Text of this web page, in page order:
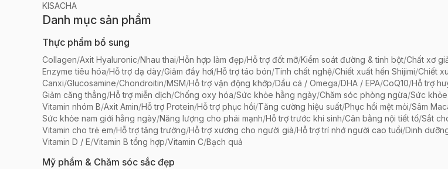
KISACHA
Danh mục sản phẩm
Thực phẩm bổ sung
Collagen/Axit Hyaluronic/Nhau thai/Hỗn hợp làm đẹp/Hỗ trợ đốt mỡ/Kiểm soát đường & tinh bột/Chất xơ
Enzyme tiêu hóa/Hỗ trợ dạ dày/Giảm đầy hơi/Hỗ trợ táo bón/Tinh chất nghệ/Chiết xuất hến Shijimi/Chiết
Canxi/Glucosamine/Chondroitin/MSM/Hỗ trợ vận động khớp/Dầu cá / Omega/DHA / EPA/CoQ10/Hỗ trợ
Giảm căng thẳng/Hỗ trợ miễn dịch/Chống oxy hóa/Sức khỏe hằng ngày/Chăm sóc phòng ngừa/Sức
Vitamin nhóm B/Axit Amin/Hỗ trợ Protein/Hỗ trợ phục hồi/Tăng cường hiệu suất/Phục hồi mệt mỏi/Sâm
Sức khỏe nam giới hằng ngày/Năng lượng cho phái mạnh/Hỗ trợ trước khi sinh/Cân bằng nội tiết tố/Sắt
Vitamin cho trẻ em/Hỗ trợ tăng trưởng/Hỗ trợ xương cho người già/Hỗ trợ trí nhớ người cao tuổi/Dinh
Vitamin D / E/Vitamin B tổng hợp/Vitamin C/Bạch quả
Mỹ phẩm & Chăm sóc sắc đẹp